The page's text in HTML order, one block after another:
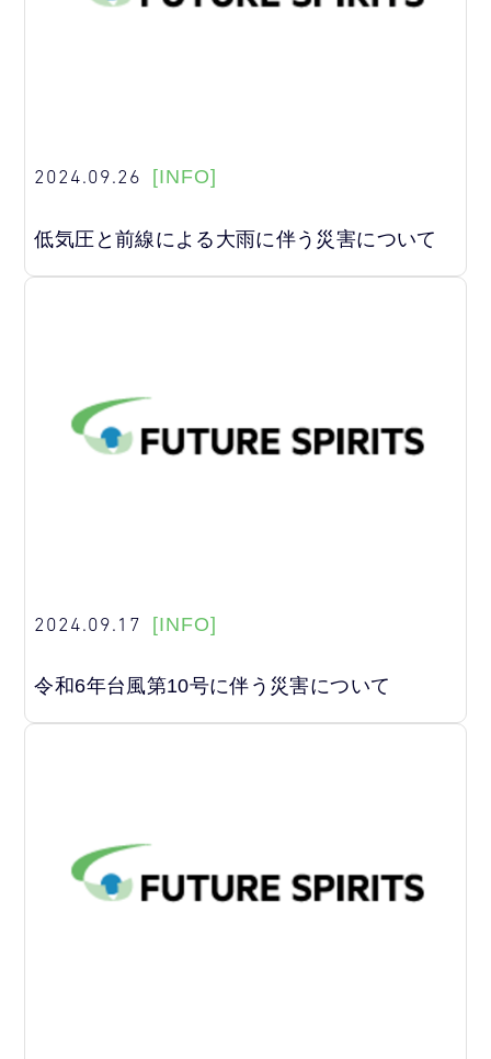
2024.09.26 [INFO]
低気圧と前線による大雨に伴う災害について
2024.09.17 [INFO]
令和6年台風第10号に伴う災害について